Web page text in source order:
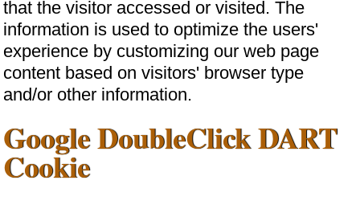
that the visitor accessed or visited. The
information is used to optimize the users'
experience by customizing our web page
content based on visitors' browser type
and/or other information.
Google DoubleClick DART
Cookie